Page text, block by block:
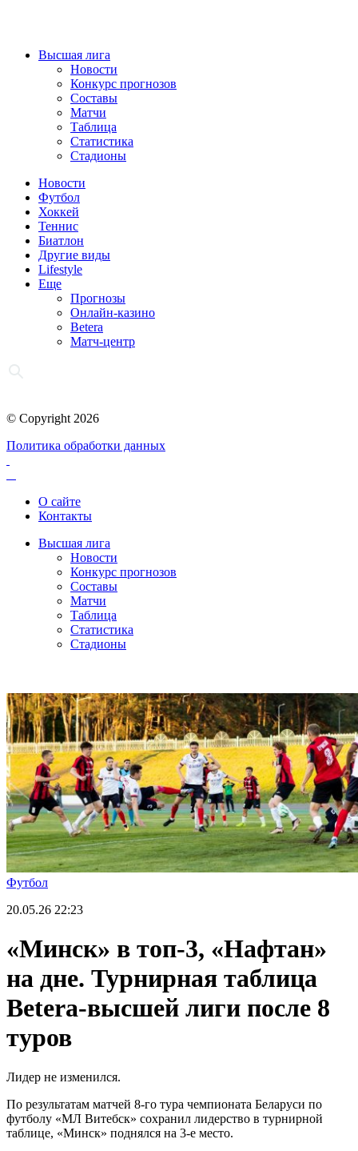
Высшая лига
Новости
Конкурс прогнозов
Составы
Матчи
Таблица
Статистика
Стадионы
Новости
Футбол
Хоккей
Теннис
Биатлон
Другие виды
Lifestyle
Еще
Прогнозы
Онлайн-казино
Betera
Матч-центр
© Copyright 2026
Политика обработки данных
О сайте
Контакты
Высшая лига
Новости
Конкурс прогнозов
Составы
Матчи
Таблица
Статистика
Стадионы
Футбол
20.05.26 22:23
«Минск» в топ-3, «Нафтан»
на дне. Турнирная таблица
Betera-высшей лиги после 8
туров
Лидер не изменился.
По результатам матчей 8-го тура чемпионата Беларуси по
футболу «МЛ Витебск» сохранил лидерство в турнирной
таблице, «Минск» поднялся на 3-е место.